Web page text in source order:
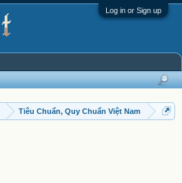
Log in or Sign up
Tiêu Chuẩn, Quy Chuẩn Việt Nam